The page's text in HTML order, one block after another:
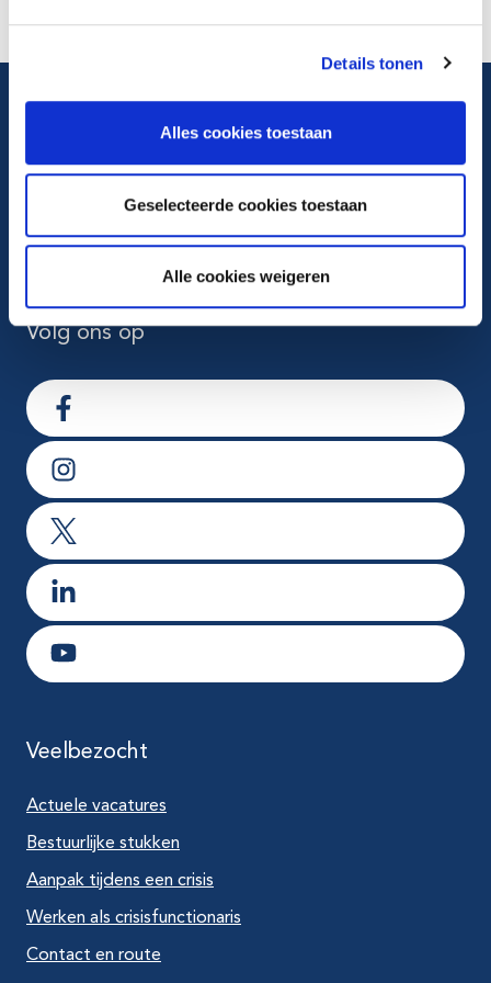
Details tonen
Alles cookies toestaan
Geselecteerde cookies toestaan
Alle cookies weigeren
Algemeen telefoonnummer
088 22 99 999
Maandag t/m vrijdag van 8.00-17.00 uur
Volg ons op
Ga naar Facebook
Ga naar Instagram
Ga naar X
Ga naar LinkedIn
Ga naar Youtube
Veelbezocht
Actuele vacatures
Bestuurlijke stukken
Aanpak tijdens een crisis
Werken als crisisfunctionaris
Contact en route